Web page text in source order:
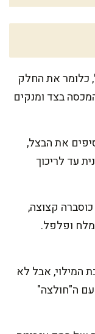
כלומר את החלק
בצד ומנקים
את הבצל,
עד לריכוך
קצוצה,
מלח ופלפל.
המילוי, אבל לא
ה"חולצה"